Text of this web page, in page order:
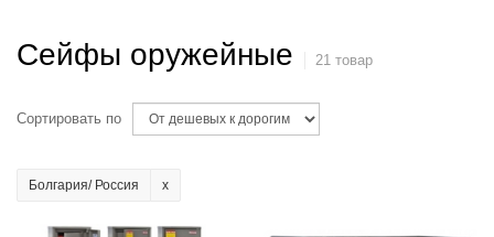
Сейфы оружейные 21 товар
Сортировать по
Болгария/ Россия